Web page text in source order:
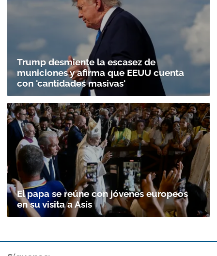
Trump desmiente la escasez de
municiones y afirma que EEUU cuenta
con 'cantidades masivas'
El papa se reúne con jóvenes europeos
en su visita a Asís